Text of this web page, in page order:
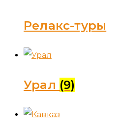
Релакс-туры
Урал (9)